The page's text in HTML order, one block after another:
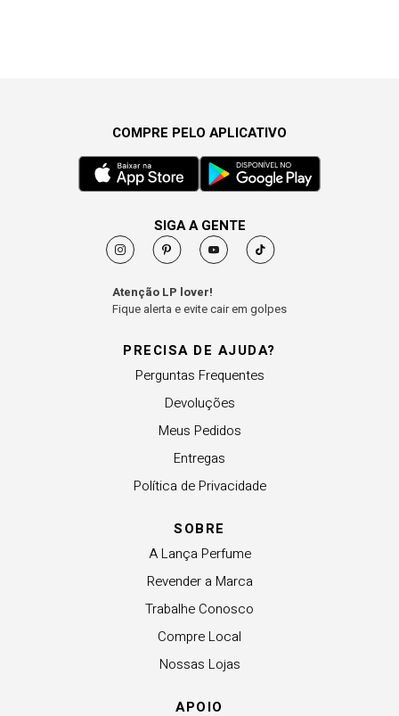
PRECISA DE AJUDA?
Perguntas Frequentes
Devoluções
Meus Pedidos
Entregas
Política de Privacidade
SOBRE
A Lança Perfume
Revender a Marca
Trabalhe Conosco
Compre Local
Nossas Lojas
APOIO
COMPRE PELO APLICATIVO
SIGA A GENTE
Atenção LP lover!
Fique alerta e evite cair em golpes